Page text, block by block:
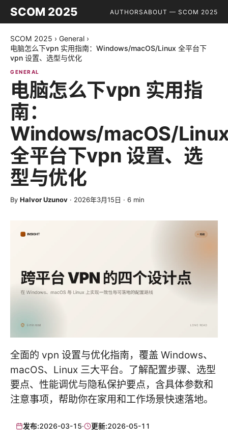
SCOM 2025 AUTHORSABOUT — SCOM 2025
SCOM 2025 › General ›
电脑怎么下vpn 实用指南：Windows/macOS/Linux 全平台下
vpn 设置、选型与优化
GENERAL
电脑怎么下vpn 实用指
南：
Windows/macOS/
全平台下vpn 设置、选
型与优化
By Halvor Uzunov · 2026年3月15日 · 6 min
全面的 vpn 设置与优化指南，覆盖 Windows、
macOS、Linux 三大平台。了解配置步骤、选型
要点、性能调优与隐私保护要点，含具体参数和
注意事项，帮助你在家用和工作场景快速落地。
发布:2026-03-15· 更新:2026-05-11